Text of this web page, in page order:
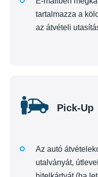
tartalmazza a
az átvételi
Pick-Up
Az autó
utalványát,